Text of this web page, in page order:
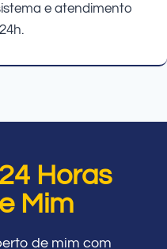
e atendimento
Horas
Mim
de mim com